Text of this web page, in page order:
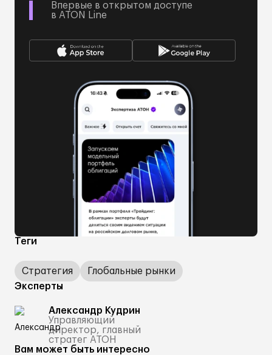
Теги
Стратегия
Глобальные рынки
Эксперты
Александр Кудрин
Управляющий
директор, главный
стратег АТОН
Впервые в открытом доступе
в ATON Line
Вам может быть интересно